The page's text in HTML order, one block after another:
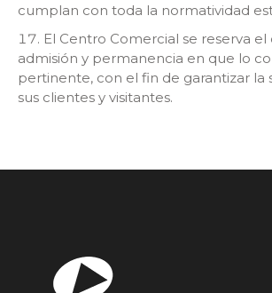
cumplan con toda la normatividad
El Centro Comercial se reserva
admisión y permanencia en que lo
pertinente, con el fin de garantizar la
sus clientes y visitantes.